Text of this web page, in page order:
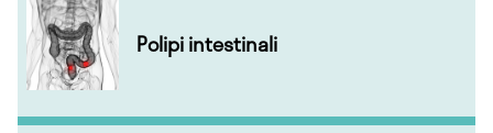
Polipi intestinali